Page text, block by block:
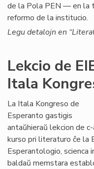
de la Pola PEN — en la
reformo de la institucio.
Legu detalojn en
Lekcio de
Itala
La Itala Kongreso de
Esperanto gastigis
antaŭhieraŭ lekcion de
kurso pri literaturo ĉe la
Esperantologio, scienca
baldaŭ memstara